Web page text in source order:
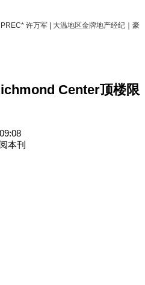
许万军 | 大温地区金牌地产经纪｜豪
Center顶楼限
本刊